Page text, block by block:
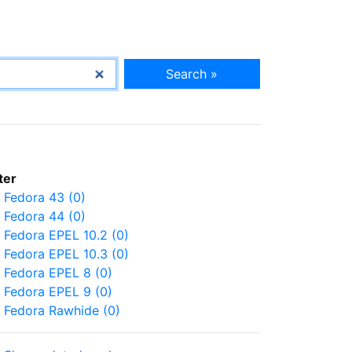
Search »
Fedora 43 (0)
Fedora 44 (0)
Fedora EPEL 10.2 (0)
Fedora EPEL 10.3 (0)
Fedora EPEL 8 (0)
Fedora EPEL 9 (0)
Fedora Rawhide (0)